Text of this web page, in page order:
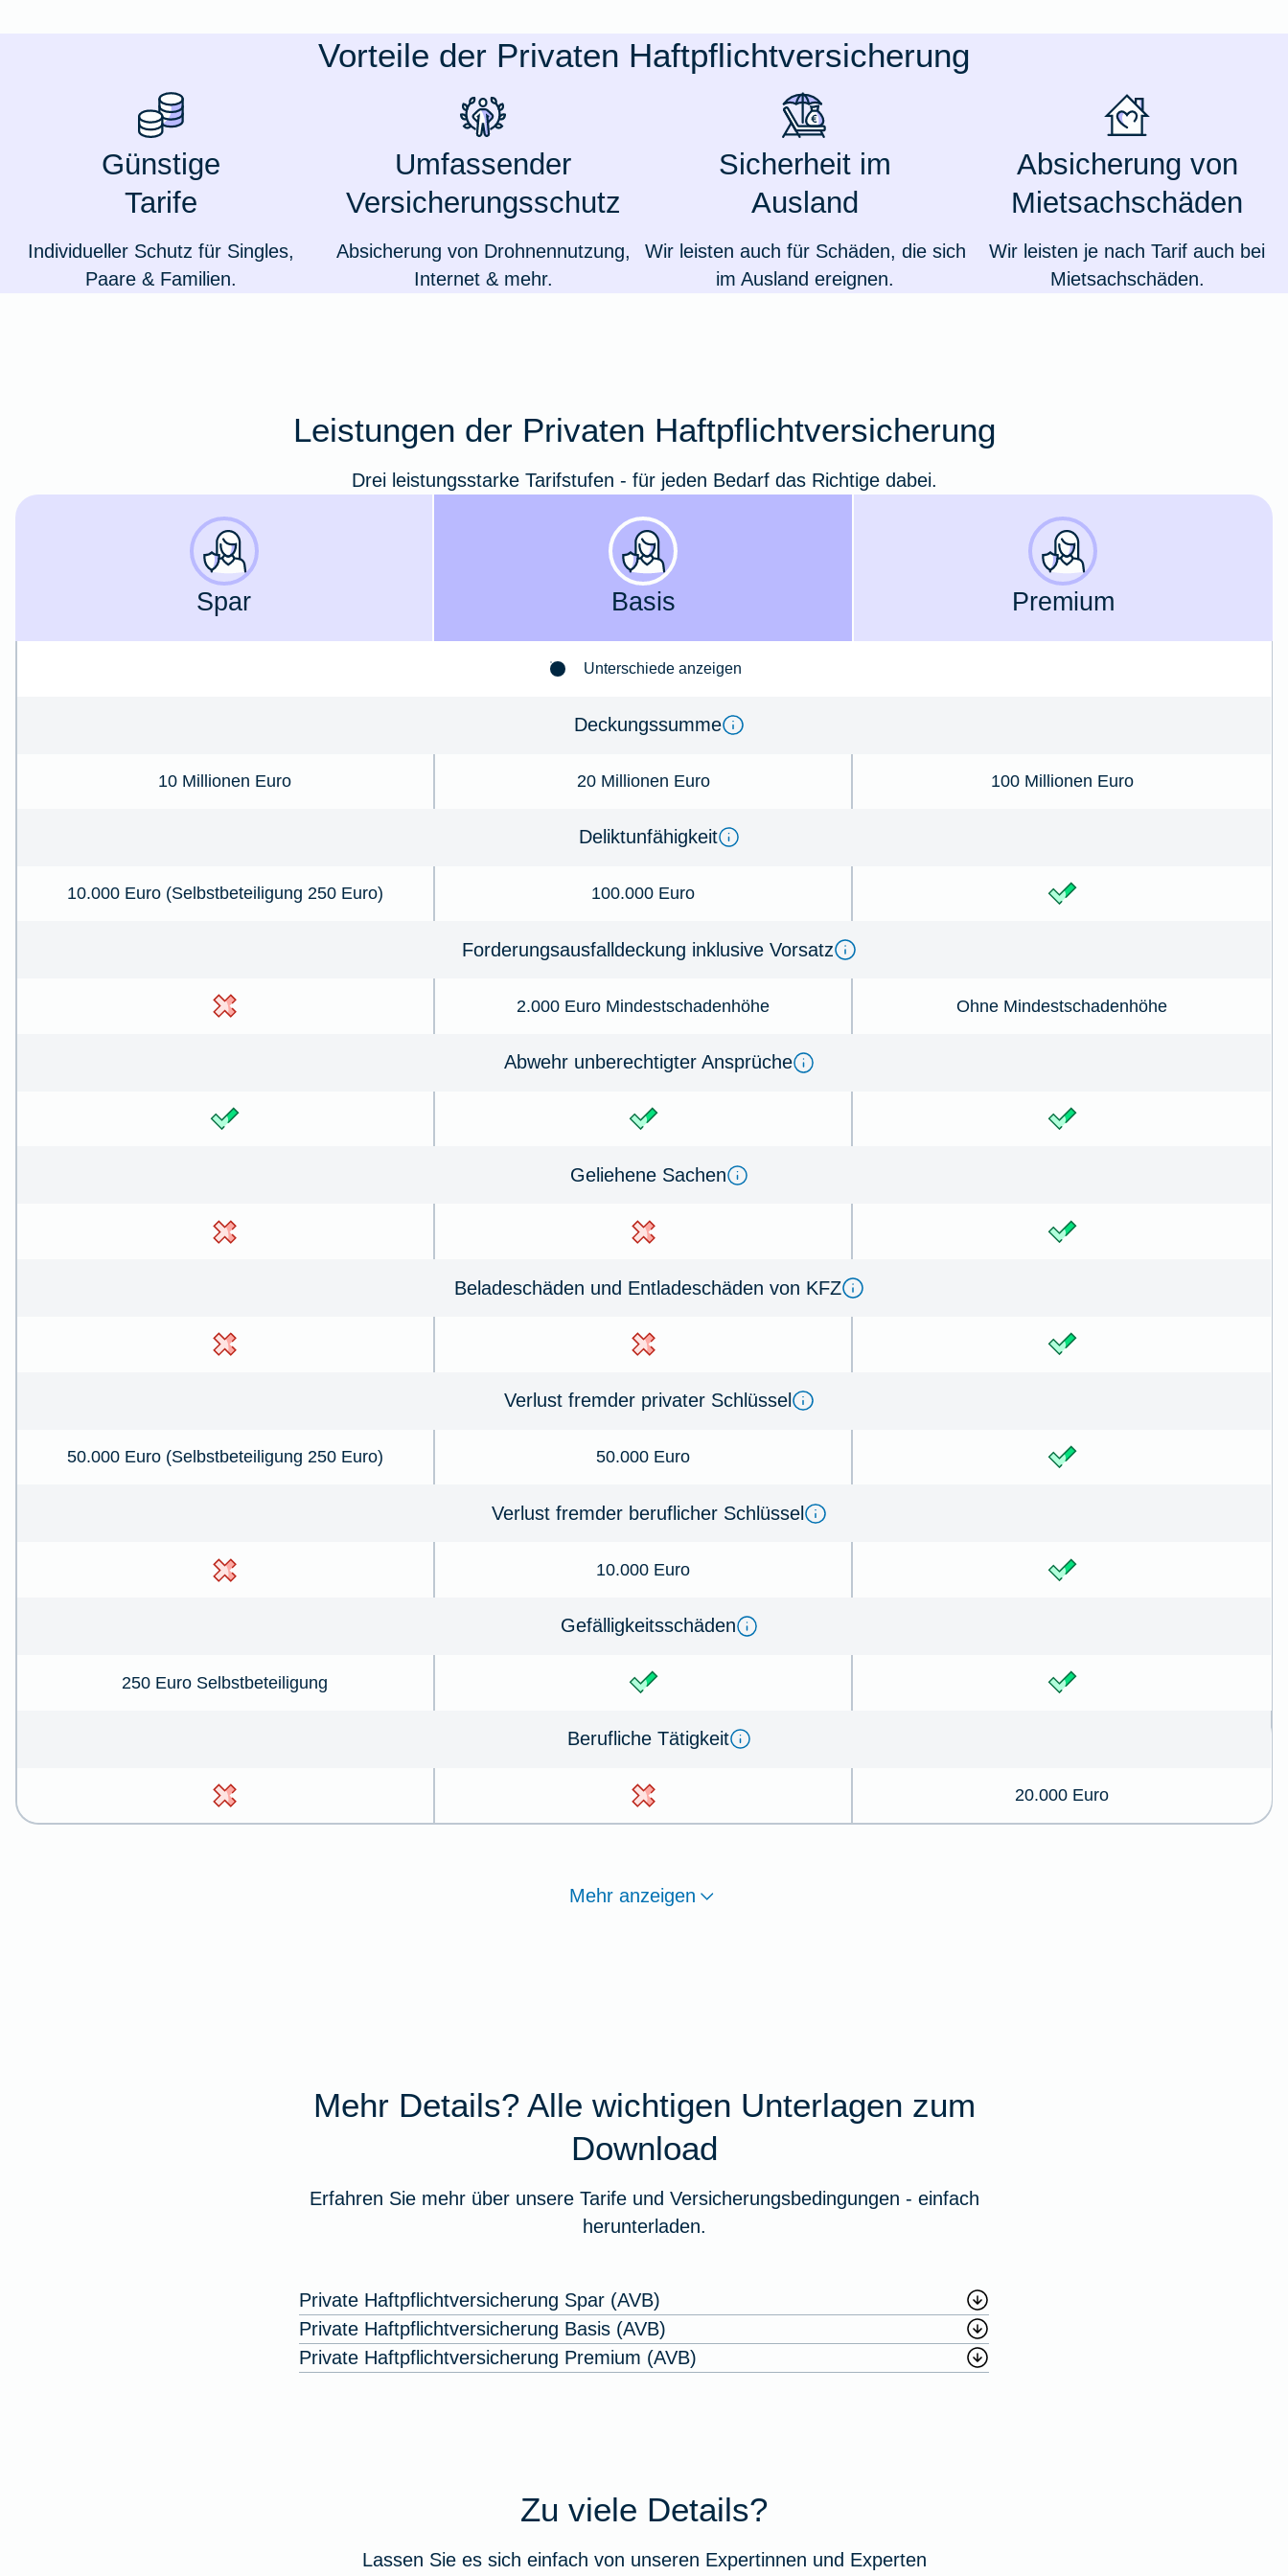
Oldtimersammlungsversicherung
Zur Produktübersicht
Vorteile der Privaten Haftpflichtversicherung
Günstige
Tarife
Individueller Schutz für Singles,
Paare & Familien.
Umfassender
Versicherungsschutz
Absicherung von Drohnennutzung,
Internet & mehr.
Sicherheit im
Ausland
Wir leisten auch für Schäden, die sich
im Ausland ereignen.
Absicherung von
Mietsachschäden
Wir leisten je nach Tarif auch bei
Mietsachschäden.
Leistungen der Privaten Haftpflichtversicherung
Drei leistungsstarke Tarifstufen - für jeden Bedarf das Richtige dabei.
Spar Basis Premium
Unterschiede anzeigen
Deckungssumme
10 Millionen Euro 20 Millionen Euro 100 Millionen Euro
Deliktunfähigkeit
10.000 Euro (Selbstbeteiligung 250 Euro) 100.000 Euro
Forderungsausfalldeckung inklusive Vorsatz
2.000 Euro Mindestschadenhöhe Ohne Mindestschadenhöhe
Abwehr unberechtigter Ansprüche
Geliehene Sachen
Beladeschäden und Entladeschäden von KFZ
Verlust fremder privater Schlüssel
50.000 Euro (Selbstbeteiligung 250 Euro) 50.000 Euro
Verlust fremder beruflicher Schlüssel
10.000 Euro
Gefälligkeitsschäden
250 Euro Selbstbeteiligung
Berufliche Tätigkeit
20.000 Euro
Mehr anzeigen
Mehr Details? Alle wichtigen Unterlagen zum
Download
Erfahren Sie mehr über unsere Tarife und Versicherungsbedingungen - einfach
herunterladen.
Private Haftpflichtversicherung Spar (AVB)
Private Haftpflichtversicherung Basis (AVB)
Private Haftpflichtversicherung Premium (AVB)
Zu viele Details?
Lassen Sie es sich einfach von unseren Expertinnen und Experten